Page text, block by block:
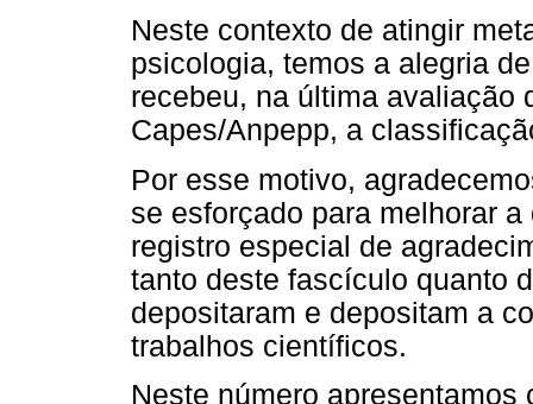
Neste contexto de atingir
psicologia, temos a alegria
recebeu, na última avaliação
Capes/Anpepp, a
Por esse motivo,
se esforçado para melhorar
registro especial de
tanto deste fascículo quanto
depositaram e depositam a
trabalhos científicos.
Neste número